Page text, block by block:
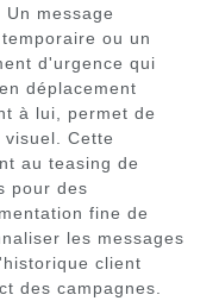
message
ou un
d'urgence qui
déplacement
à lui, permet de
Cette
au teasing de
pour des
fine de
les messages
client
des campagnes.